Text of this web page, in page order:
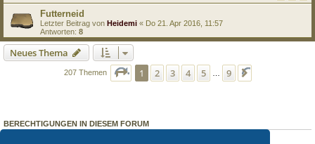
Futterneid
Letzter Beitrag von Heidemi « Do 21. Apr 2016, 11:57
Antworten: 8
Neues Thema
207 Themen Seite 1von
1 2 3 4 5 9
BERECHTIGUNGEN IN DIESEM FORUM